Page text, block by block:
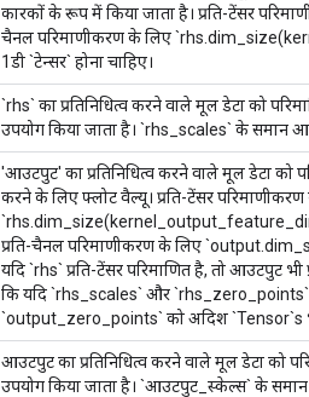
कारकों के रूप में किया जाता है। प्रति-टेंसर
चैनल परिमाणीकरण के लिए
1डी `टेन्सर` होना चाहिए।
`rhs` का प्रतिनिधित्व करने वाले मूल डेटा को
उपयोग किया जाता है। `rhs_scales` के समान
'आउटपुट' का प्रतिनिधित्व करने वाले मूल डेटा
करने के लिए फ्लोट वैल्यू। प्रति-टेंसर
प्रति-चैनल परिमाणीकरण के लिए
यदि `rhs` प्रति-टेंसर परिमाणित है, तो आउटपुट
कि यदि `rhs_scales` और
`output_zero_points` को अदिश `Tensor`s
आउटपुट का प्रतिनिधित्व करने वाले मूल डेटा
उपयोग किया जाता है। `आउटपुट_स्केल्स` के समान